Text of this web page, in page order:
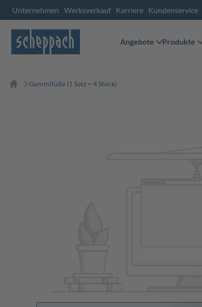
Unternehmen Werksverkauf Karriere Kundenservice
Angebote Produkte
Gummifüße (1 Satz = 4 Stück)